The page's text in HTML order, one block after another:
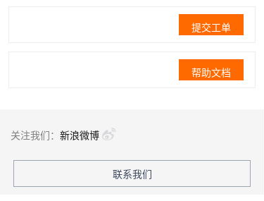
提交工单
帮助文档